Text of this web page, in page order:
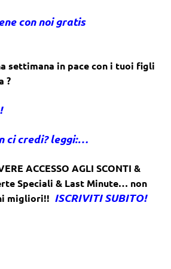
con noi gratis
settimana in pace con i tuoi figli
?
ci credi? leggi:…
ACCESSO AGLI SCONTI &
Speciali & Last Minute… non
migliori!! ISCRIVITI SUBITO!